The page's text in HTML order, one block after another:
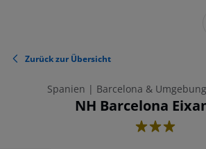
Zurück zur Übersicht
Spanien | Barcelona &
NH Barcelona
3